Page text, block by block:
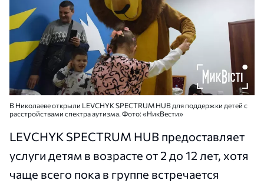
В Николаеве открыли LEVCHYK SPECTRUM HUB для поддержки детей с
расстройствами спектра аутизма. Фото: «НикВести»
LEVCHYK SPECTRUM HUB предоставляет
услуги детям в возрасте от 2 до 12 лет, хотя
чаще всего пока в группе встречается